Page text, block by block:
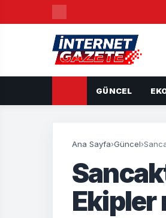
GÜNCEL
Ana Sayfa›Güncel›
Ekipler